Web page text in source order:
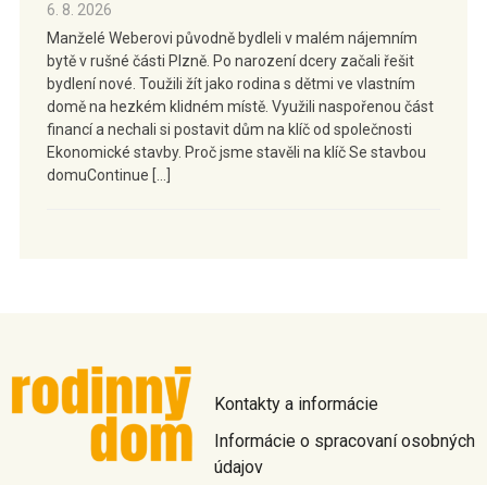
6. 8. 2026
Manželé Weberovi původně bydleli v malém nájemním
bytě v rušné části Plzně. Po narození dcery začali řešit
bydlení nové. Toužili žít jako rodina s dětmi ve vlastním
domě na hezkém klidném místě. Využili naspořenou část
financí a nechali si postavit dům na klíč od společnosti
Ekonomické stavby. Proč jsme stavěli na klíč Se stavbou
domuContinue […]
Kontakty a informácie
Informácie o spracovaní osobných
údajov